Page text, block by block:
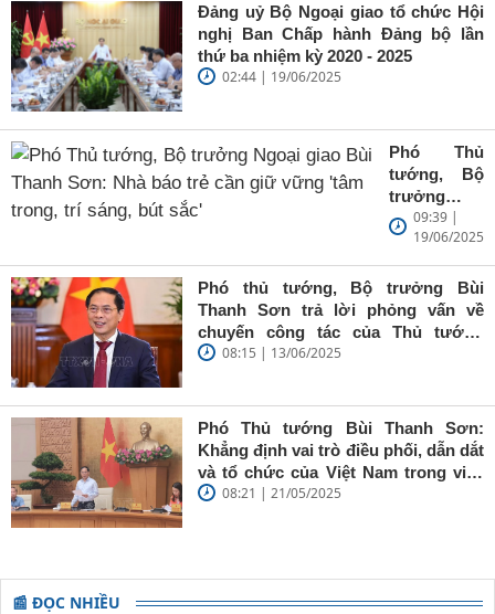
Đảng uỷ Bộ Ngoại giao tổ chức Hội
nghị Ban Chấp hành Đảng bộ lần
thứ ba nhiệm kỳ 2020 - 2025
02:44 | 19/06/2025
Phó Thủ
tướng, Bộ
trưởng
Ngoại giao
Bùi Thanh
Sơn: Nhà
báo trẻ cần
giữ vững
'tâm trong,
09:39 |
19/06/2025
Phó thủ tướng, Bộ trưởng Bùi
Thanh Sơn trả lời phỏng vấn về
chuyến công tác của Thủ tướng
Chính phủ đến Estonia, Pháp và
08:15 | 13/06/2025
Phó Thủ tướng Bùi Thanh Sơn:
Khẳng định vai trò điều phối, dẫn dắt
và tổ chức của Việt Nam trong việc
đề cao chủ nghĩa đa phương, đoàn
08:21 | 21/05/2025
📰 ĐỌC NHIỀU